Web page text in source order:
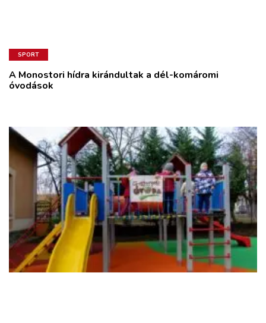
SPORT
A Monostori hídra kirándultak a dél-komáromi
óvodások